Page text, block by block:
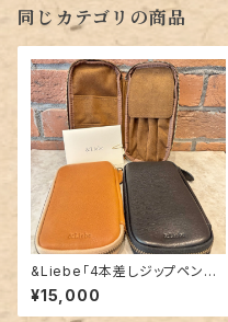
同じカテゴリの商品
&Liebe「4本差しジップペンケ
ース（ぺブルヌメ革）」
¥15,000